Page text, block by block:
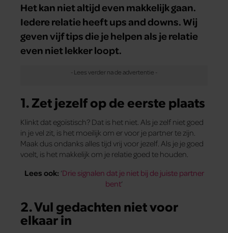
Het kan niet altijd even makkelijk gaan.
Iedere relatie heeft ups and downs. Wij
geven vijf tips die je helpen als je relatie
even niet lekker loopt.
1. Zet jezelf op de eerste plaats
Klinkt dat egoïstisch? Dat is het niet. Als je zelf niet goed
in je vel zit, is het moeilijk om er voor je partner te zijn.
Maak dus ondanks alles tijd vrij voor jezelf. Als je je goed
voelt, is het makkelijk om je relatie goed te houden.
Lees ook: ‘Drie signalen dat je niet bij de juiste partner
bent‘
2. Vul gedachten niet voor
elkaar in